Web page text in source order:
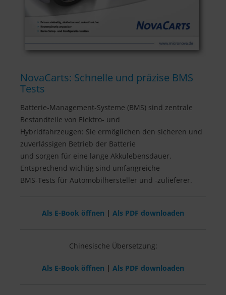
NovaCarts: Schnelle und präzise BMS
Tests
Batterie-Management-Systeme (BMS) sind zentrale
Bestandteile von Elektro- und
Hybridfahrzeugen: Sie ermöglichen den sicheren und
zuverlässigen Betrieb der Batterie
und sorgen für eine lange Akkulebensdauer.
Entsprechend wichtig sind umfangreiche
BMS-Tests für Automobilhersteller und -zulieferer.
Als E-Book öffnen | Als PDF downloaden
Chinesische Übersetzung:
Als E-Book öffnen | Als PDF downloaden